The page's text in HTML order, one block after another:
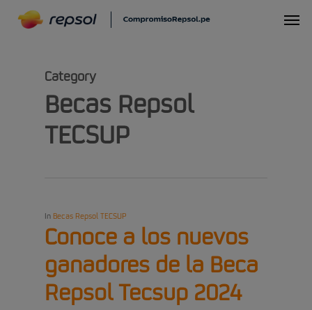
Menu
Category
Becas Repsol
TECSUP
In Becas Repsol TECSUP
Conoce a los nuevos
ganadores de la Beca
Repsol Tecsup 2024